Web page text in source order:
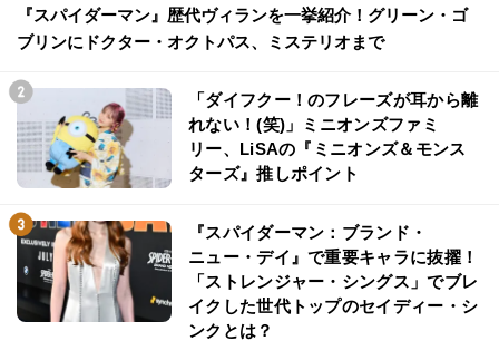
『スパイダーマン』歴代ヴィランを一挙紹介！グリーン・ゴ
ブリンにドクター・オクトパス、ミステリオまで
「ダイフクー！のフレーズが耳から離
れない！(笑)」ミニオンズファミ
リー、LiSAの『ミニオンズ＆モンス
ターズ』推しポイント
『スパイダーマン：ブランド・
ニュー・デイ』で重要キャラに抜擢！
「ストレンジャー・シングス」でブレ
イクした世代トップのセイディー・シ
ンクとは？